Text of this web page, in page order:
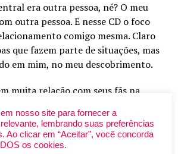
era outra pessoa, né? O meu
outra pessoa. E nesse CD o foco
comigo mesma. Claro
que fazem parte de situações, mas
em mim, no meu descobrimento.
muita relação com seus fãs na
sou muito grata aos fãs que eu
nosso site para fornecer a
lembrando suas preferências
Ao clicar em “Aceitar”, você concorda
os cookies.